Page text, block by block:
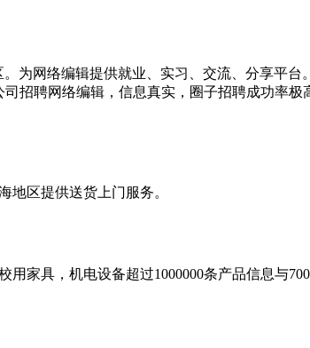
为网络编辑提供就业、实习、交流、分享平台
招聘网络编辑，信息真实，圈子招聘成功率极
地区提供送货上门服务。
家具，机电设备超过1000000条产品信息与